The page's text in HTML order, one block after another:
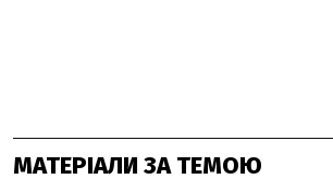
МАТЕРІАЛИ ЗА ТЕМОЮ